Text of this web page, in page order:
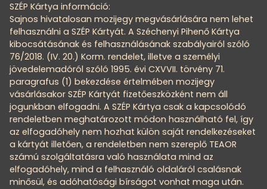
SZÉP Kártya információ:
Sajnos hivatalosan mozijegy megvásárlására nem lehet
felhasználni a SZÉP Kártyát. A Széchenyi Pihenő Kártya
kibocsátásának és felhasználásának szabályairól szóló
76/2018. (IV. 20.) Korm. rendelet, illetve a személyi
jövedelemadóról szóló 1995. évi CXVVII. törvény 71.
paragrafus (1) bekezdése értelmében mozijegy
vásárlásakor SZÉP Kártyát fizetőeszközként nem áll
jogunkban elfogadni. A SZÉP Kártya csak a kapcsolódó
rendeletben meghatározott módon használható fel, így
az elfogadóhely nem hozhat külön saját rendelkezéseket
a kártyát illetően, a rendeletben nem szereplő TEAOR
számú szolgáltatásra való használata mind az
elfogadóhely, mind a felhasználó oldaláról csalásnak
minősül, és adóhatósági bírságot vonhat maga után.